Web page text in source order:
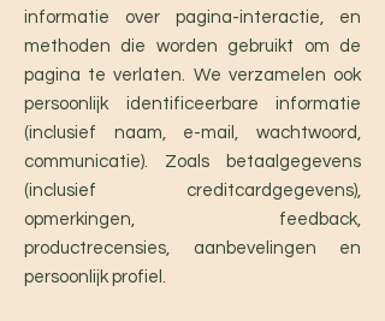
informatie over pagina-interactie, en
methoden die worden gebruikt om de
pagina te verlaten. We verzamelen ook
persoonlijk identificeerbare informatie
(inclusief naam, e-mail, wachtwoord,
communicatie). Zoals betaalgegevens
(inclusief creditcardgegevens),
opmerkingen, feedback,
productrecensies, aanbevelingen en
persoonlijk profiel.